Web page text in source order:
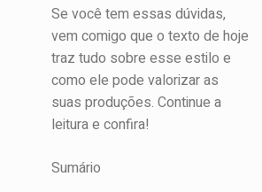
Se você tem essas dúvidas,
vem comigo que o texto de hoje
traz tudo sobre esse estilo e
como ele pode valorizar as
suas produções. Continue a
leitura e confira!
Sumário